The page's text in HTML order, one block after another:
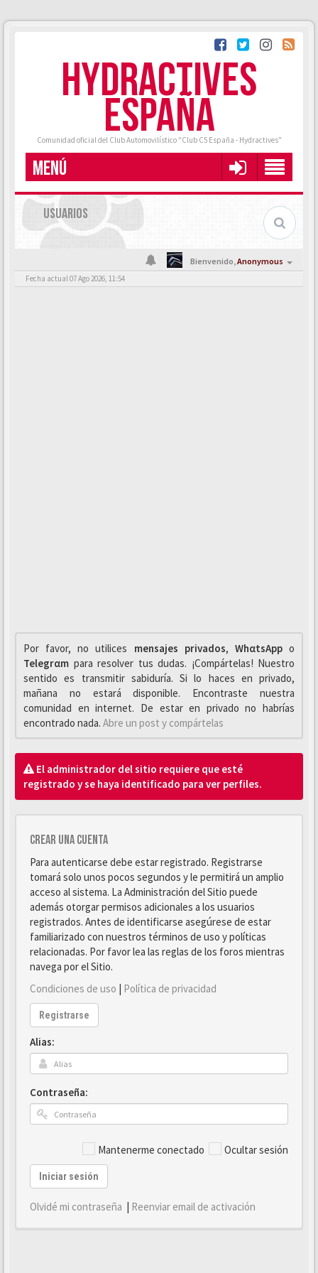
HYDRACTIVES
ESPAÑA
Comunidad oficial del Club Automovilístico "Club C5 España - Hydractives"
MENÚ
USUARIOS
Bienvenido,Anonymous
Fecha actual 07 Ago 2026, 11:54
Por favor, no utilices mensajes privados, WhαtsAppo
Telegrαm para resolver tus dudas. ¡Compártelas! Nuestro
sentido es transmitir sabiduría. Si lo haces en privado,
mañana no estará disponible. Encontraste nuestra
comunidad en internet. De estar en privado no habrías
encontrado nada. Abre un post y compártelas
El administrador del sitio requiere que esté
registrado y se haya identificado para ver perfiles.
Crear una cuenta
Para autenticarse debe estar registrado. Registrarse
tomará solo unos pocos segundos y le permitirá un amplio
acceso al sistema. La Administración del Sitio puede
además otorgar permisos adicionales a los usuarios
registrados. Antes de identificarse asegúrese de estar
familiarizado con nuestros términos de uso y políticas
relacionadas. Por favor lea las reglas de los foros mientras
navega por el Sitio.
Condiciones de uso | Política de privacidad
Registrarse
Alias:
Contraseña:
Mantenerme conectado Ocultar sesión
Iniciar sesión
Olvidé mi contraseña | Reenviar email de activación